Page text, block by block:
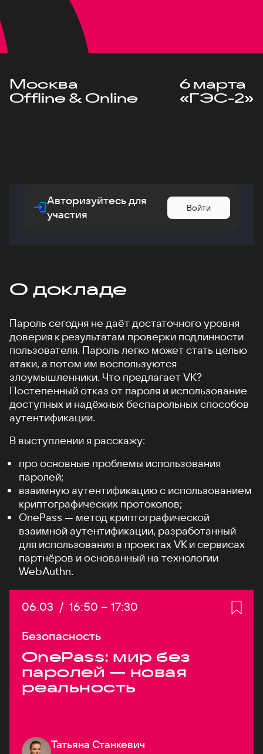
Москва
Offline & Online
6 марта
«ГЭС-2»
Авторизуйтесь для
участия
Войти
О докладе
Пароль сегодня не даёт достаточного уровня
доверия к результатам проверки подлинности
пользователя. Пароль легко может стать целью
атаки, а потом им воспользуются
злоумышленники. Что предлагает VK?
Постепенный отказ от пароля и использование
доступных и надёжных беспарольных способов
аутентификации.
В выступлении я расскажу:
про основные проблемы использования
паролей;
взаимную аутентификацию с использованием
криптографических протоколов;
OnePass — метод криптографической
взаимной аутентификации, разработанный
для использования в проектах VK и сервисах
партнёров и основанный на технологии
WebAuthn.
Дата:
06.03 / Начало:
16:50 – Конец:
17:30
Безопасность
OnePass: мир без
паролей — новая
реальность
Татьяна Станкевич